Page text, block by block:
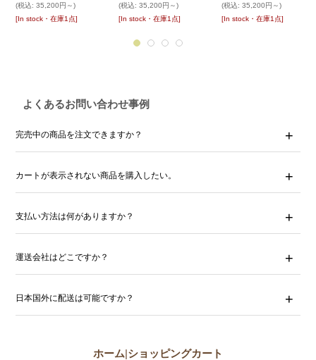
(税込: 35,200円～)
[In stock・在庫1点]
(税込: 35,200円～)
[In stock・在庫1点]
(税込: 35,200円～)
[In stock・在庫1点]
よくあるお問い合わせ事例
完売中の商品を注文できますか？
カートが表示されない商品を購入したい。
支払い方法は何がありますか？
運送会社はどこですか？
日本国外に配送は可能ですか？
ホーム|ショッピングカート